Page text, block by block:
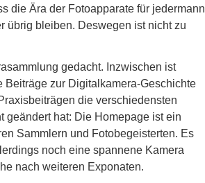
die Ära der Fotoapparate für jedermann
übrig bleiben. Deswegen ist nicht zu
gedacht. Inzwischen ist
zur Digitalkamera-Geschichte
die verschiedensten
geändert hat: Die Homepage ist ein
Sammlern und Fotobegeisterten. Es
noch eine spannene Kamera
nach weiteren Exponaten.